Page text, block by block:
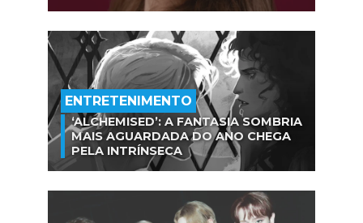
ENTRETENIMENTO
‘ALCHEMISED’: A FANTASIA SOMBRIA
MAIS AGUARDADA DO ANO CHEGA
PELA INTRÍNSECA